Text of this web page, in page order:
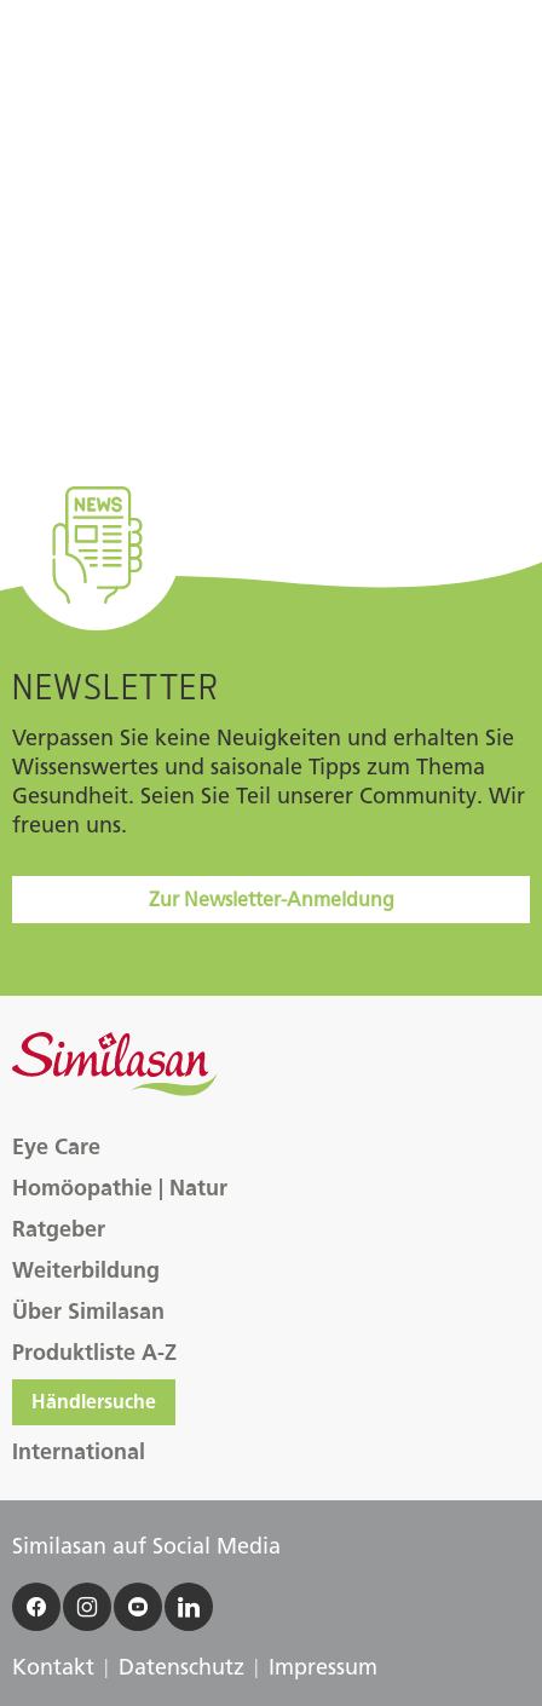
NEWSLETTER
Verpassen Sie keine Neuigkeiten und erhalten Sie
Wissenswertes und saisonale Tipps zum Thema
Gesundheit. Seien Sie Teil unserer Community. Wir
freuen uns.
Zur Newsletter-Anmeldung
Eye Care
Homöopathie | Natur
Ratgeber
Weiterbildung
Über Similasan
Produktliste A-Z
Händlersuche
International
Similasan auf Social Media
Kontakt Datenschutz Impressum